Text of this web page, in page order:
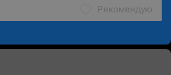
Рекомендую